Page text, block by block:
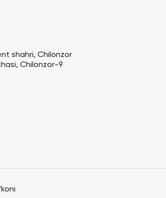
shahri, Chilonzor
Chilonzor-9